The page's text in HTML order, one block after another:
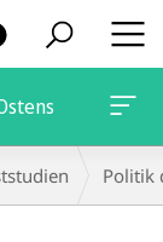
Politik